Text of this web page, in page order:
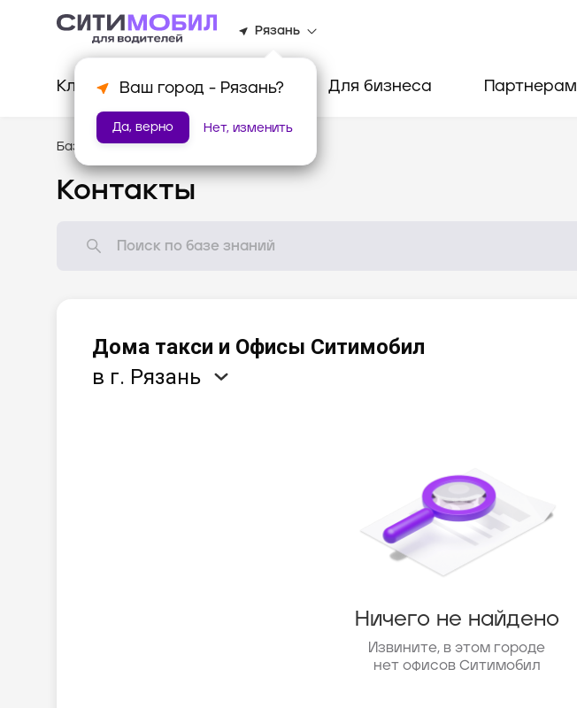
Рязань
Ваш город - Рязань?
Да, верно Нет, изменить
Клиентам Водителям Для бизнеса Партнерам
База знаний /Помощь
Контакты
Дома такси и Офисы Ситимобил
в г. Рязань
Ничего не найдено
Извините, в этом городе
нет офисов Ситимобил